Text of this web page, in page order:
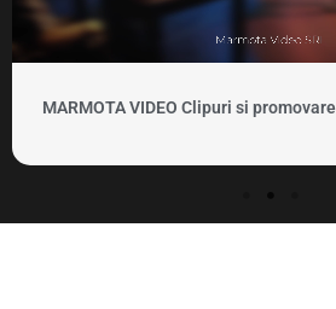
MARMOTA VIDEO Clipuri si promovare